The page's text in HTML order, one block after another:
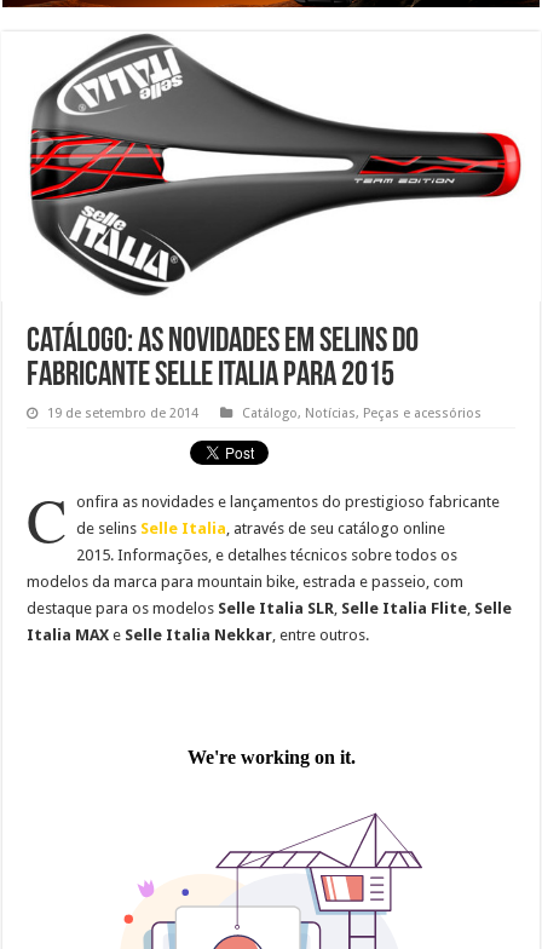
Catálogo: As novidades em selins do
fabricante Selle Italia para 2015
19 de setembro de 2014 Catálogo, Notícias, Peças e acessórios
C
onfira as novidades e lançamentos do prestigioso fabricante
de selins Selle Italia, através de seu catálogo online
2015. Informações, e detalhes técnicos sobre todos os
modelos da marca para mountain bike, estrada e passeio, com
destaque para os modelos Selle Italia SLR, Selle Italia Flite, Selle
Italia MAX e Selle Italia Nekkar, entre outros.